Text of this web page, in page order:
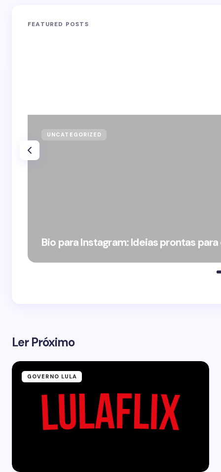
FEATURED POSTS
UNCATEGORIZED
Bio para Instagram: Ideias prontas
Ler Próximo
GOVERNO LULA